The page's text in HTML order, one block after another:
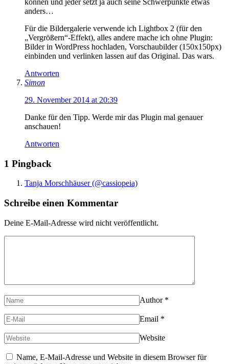
anders…
Für die Bildergalerie verwende ich Lightbox 2 (für den
„Vergrößern“-Effekt), alles andere mache ich ohne Plugin:
Bilder in WordPress hochladen, Vorschaubilder (150x150px)
einbinden und verlinken lassen auf das Original. Das wars.
Antworten
Simon
29. November 2014 at 20:39
Danke für den Tipp. Werde mir das Plugin mal genauer
anschauen!
Antworten
1 Pingback
Tanja Morschhäuser (@cassiopeia)
Schreibe einen Kommentar
Deine E-Mail-Adresse wird nicht veröffentlicht.
Author *
Email *
Website
Name, E-Mail-Adresse und Website in diesem Browser für